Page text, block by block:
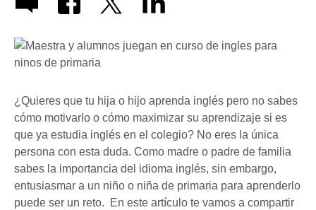
¿Quieres que tu hija o hijo aprenda inglés pero no sabes
cómo motivarlo o cómo maximizar su aprendizaje si es
que ya estudia inglés en el colegio? No eres la única
persona con esta duda. Como madre o padre de familia
sabes la importancia del idioma inglés, sin embargo,
entusiasmar a un niño o niña de primaria para aprenderlo
puede ser un reto. En este artículo te vamos a compartir